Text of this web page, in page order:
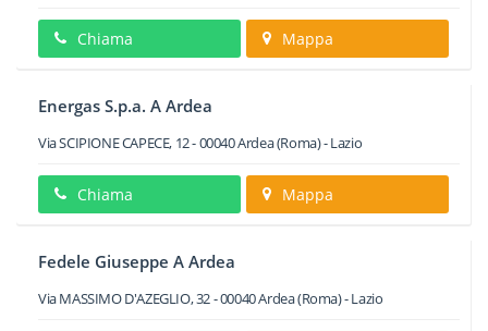
Chiama Mappa
Energas S.p.a. A Ardea
Via SCIPIONE CAPECE, 12-00040Ardea(Roma) -Lazio
Chiama Mappa
Fedele Giuseppe A Ardea
Via MASSIMO D'AZEGLIO, 32-00040Ardea(Roma) -Lazio